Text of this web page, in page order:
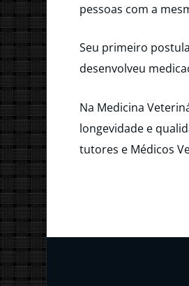
pessoas com a
Seu primeiro
desenvolveu
Na Medicina
longevidade e
tutores e Médicos